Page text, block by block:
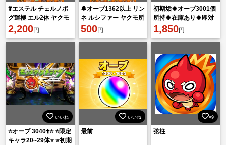
❣️エステル チェルノボ
グ運極 エル2体 ヤクモ
オーブ1784所持 マモル
2,200円
🔔オーブ1362以上 リン
ネ ルシファー ヤクモ所
持🔔
500円
初期垢🍀オーブ3001個
所持🍀在庫あり🍀即対
応・無言購入OK
1,850円
いいね
⭐️オーブ 3040⬆️⭐️ ⭐️限定
キャラ20~29体⭐️ ⭐️初期
いいね
最前
×9
弦柱